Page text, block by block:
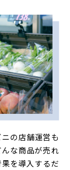
の店舗運営も
な商品が売れ
を導入するだ